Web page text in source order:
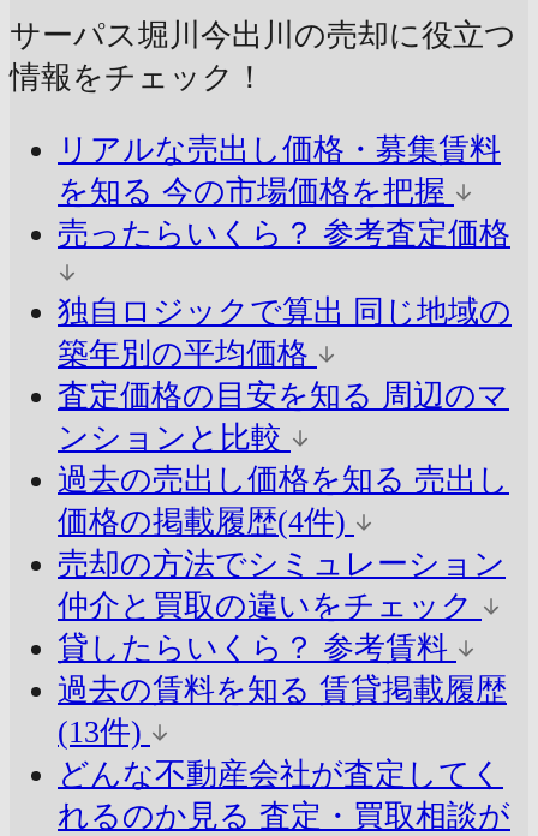
サーパス堀川今出川の売却に役立つ
情報をチェック！
リアルな売出し価格・募集賃料
を知る 今の市場価格を把握
売ったらいくら？ 参考査定価格
独自ロジックで算出 同じ地域の
築年別の平均価格
査定価格の目安を知る 周辺のマ
ンションと比較
過去の売出し価格を知る 売出し
価格の掲載履歴(4件)
売却の方法でシミュレーション
仲介と買取の違いをチェック
貸したらいくら？ 参考賃料
過去の賃料を知る 賃貸掲載履歴
(13件)
どんな不動産会社が査定してく
れるのか見る 査定・買取相談が